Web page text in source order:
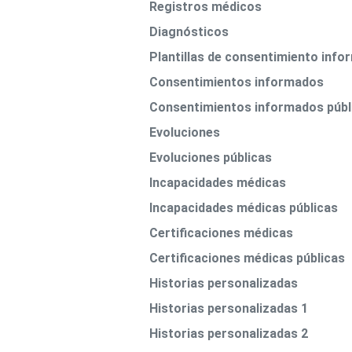
Registros médicos
Diagnósticos
Plantillas de consentimiento
Consentimientos informados
Consentimientos informados
Evoluciones
Evoluciones públicas
Incapacidades médicas
Incapacidades médicas públicas
Certificaciones médicas
Certificaciones médicas públicas
Historias personalizadas
Historias personalizadas 1
Historias personalizadas 2